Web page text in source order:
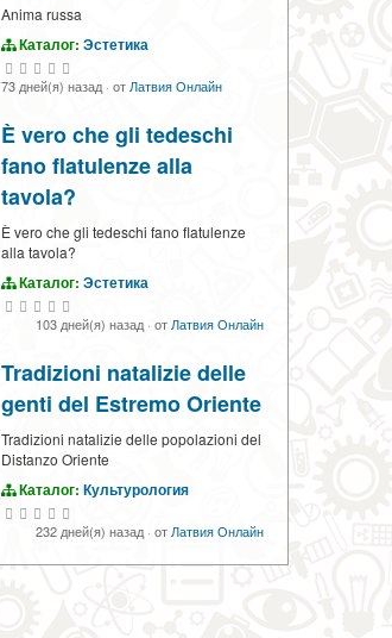
Anima russa
Каталог: Эстетика
73 дней(я) назад· отЛатвия Онлайн
È vero che gli tedeschi
fano flatulenze alla
tavola?
È vero che gli tedeschi fano flatulenze
alla tavola?
Каталог: Эстетика
103 дней(я) назад· отЛатвия Онлайн
Tradizioni natalizie delle
genti del Estremo Oriente
Tradizioni natalizie delle popolazioni del
Distanzo Oriente
Каталог: Культурология
232 дней(я) назад· отЛатвия Онлайн